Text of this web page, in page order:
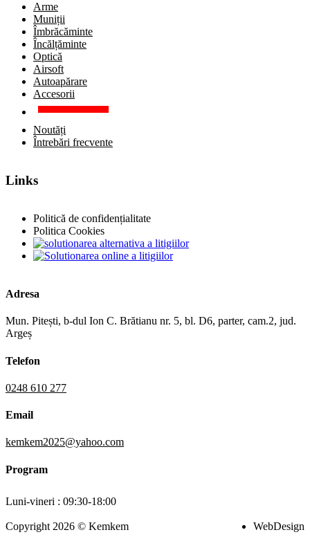
Arme
Muniții
Îmbrăcăminte
Încălțăminte
Optică
Airsoft
Autoapărare
Accesorii
Noutăți
Întrebări frecvente
Links
Politică de confidențialitate
Politica Cookies
Adresa
Mun. Pitești, b-dul Ion C. Brătianu nr. 5, bl. D6, parter, cam.2, jud.
Argeș
Telefon
0248 610 277
Email
kemkem2025@yahoo.com
Program
Luni-vineri : 09:30-18:00
Copyright 2026 © Kemkem WebDesign